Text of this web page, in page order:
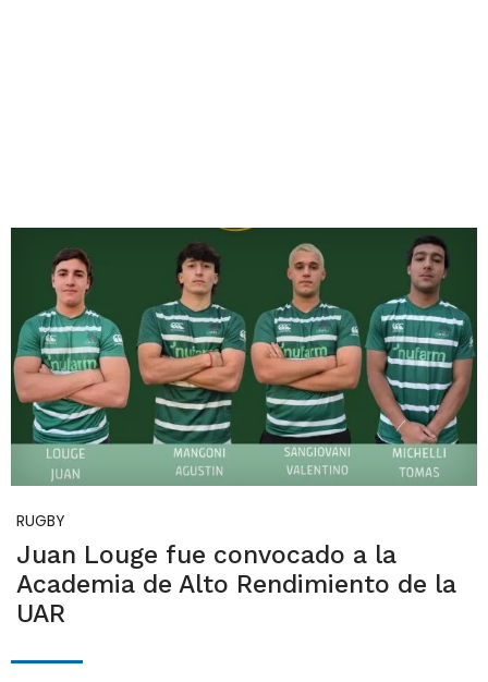
RUGBY
Juan Louge fue convocado a la
Academia de Alto Rendimiento de la
UAR